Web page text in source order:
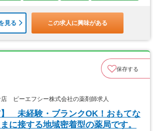
見る この求人に興味がある
保存する
ピーエフシー株式会社の薬剤師求人
】 未経験・ブランクOK！おもてな
に接する地域密着型の薬局です。